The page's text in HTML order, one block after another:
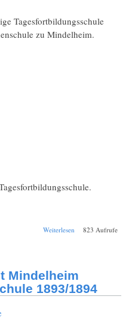
Tagesfortbildungsschule
zu Mindelheim.
Weiterlesen über Schul-
823 Aufrufe
Mindelheim
1893/1894